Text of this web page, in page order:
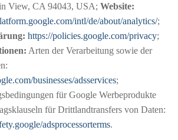
View, CA 94043, USA; Website:
intl/de/about/analytics/;
https://policies.google.com/privacy;
Arten der Verarbeitung sowie der
businesses/adsservices;
für Google Werbeprodukte
für Drittlandtransfers von Daten:
adsprocessorterms.